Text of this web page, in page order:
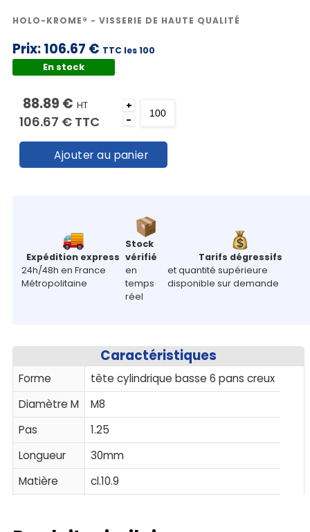
HOLO-KROME® - VISSERIE DE HAUTE QUALITÉ
Prix:106.67 € TTC les 100
En stock
88.89 € HT
106.67 € TTC
+
-
Ajouter au panier
Expédition express
24h/48h en France
Métropolitaine
Stock
vérifié
en
temps
réel
Tarifs dégressifs
et quantité supérieure
disponible sur demande
Caractéristiques
Forme
tête cylindrique basse 6 pans creux
Diamètre M
M8
Pas
1.25
Longueur
30mm
Matière
cl.10.9